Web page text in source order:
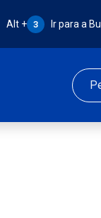
Atalho Alt + 3:
Alt + 3 Ir para a